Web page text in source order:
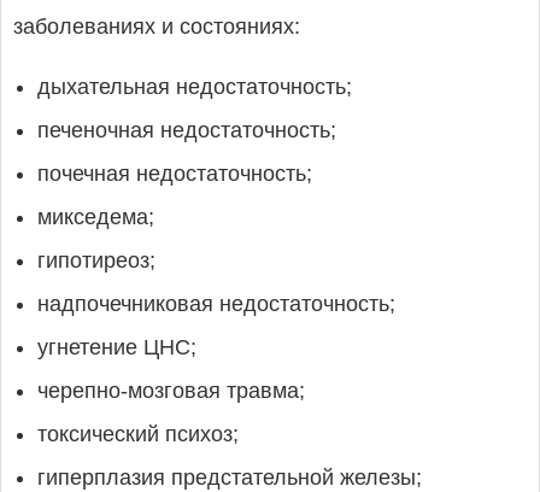
заболеваниях и состояниях:
дыхательная недостаточность;
печеночная недостаточность;
почечная недостаточность;
микседема;
гипотиреоз;
надпочечниковая недостаточность;
угнетение ЦНС;
черепно-мозговая травма;
токсический психоз;
гиперплазия предстательной железы;